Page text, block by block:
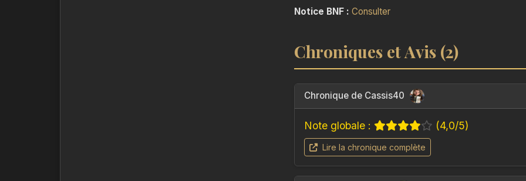
Notice BNF : Consulter
Chroniques et Avis (2)
Chronique de Cassis40
Note globale : (4,0/5)
Lire la chronique complète